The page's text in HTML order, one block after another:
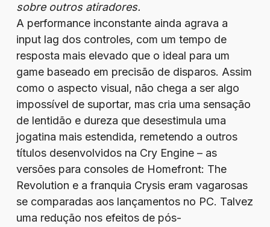
sobre outros atiradores.
A performance inconstante ainda agrava a
input lag dos controles, com um tempo de
resposta mais elevado que o ideal para um
game baseado em precisão de disparos. Assim
como o aspecto visual, não chega a ser algo
impossível de suportar, mas cria uma sensação
de lentidão e dureza que desestimula uma
jogatina mais estendida, remetendo a outros
títulos desenvolvidos na Cry Engine – as
versões para consoles de Homefront: The
Revolution e a franquia Crysis eram vagarosas
se comparadas aos lançamentos no PC. Talvez
uma redução nos efeitos de pós-